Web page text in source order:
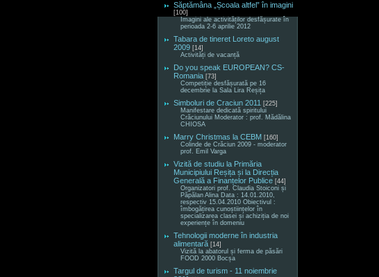
Săptămâna „Școala altfel” în imagini
[100]
Imagini ale activităților desfășurate în
perioada 2-6 aprilie 2012
Tabara de tineret Loreto august
2009 [14]
Activități de vacanță
Do you speak EUROPEAN? CS-
Romania [73]
Competiție desfășurată pe 16
decembrie la Sala Lira Reșița
Simboluri de Craciun 2011 [225]
Manifestare dedicată spiritului
Crăciunului Moderator : prof. Mădălina
CHIOSA
Marry Christmas la CEBM [160]
Colinde de Crăciun 2009 - moderator
prof. Emil Varga
Vizită de studiu la Primăria
Municipiului Reșița și la Direcția
Generală a Finanțelor Publice [44]
Organizatori prof. Claudia Stoiconi și
Păpălan Alina Data : 14.01.2010,
respectiv 15.04.2010 Obiectivul :
îmbogățirea cunoștiințelor în
specializarea clasei și achiziția de noi
experiențe în domeniu
Tehnologii moderne în industria
alimentară [14]
Vizită la abatorul și ferma de păsări
FOOD 2000 Bocșa
Targul de turism - 11 noiembrie